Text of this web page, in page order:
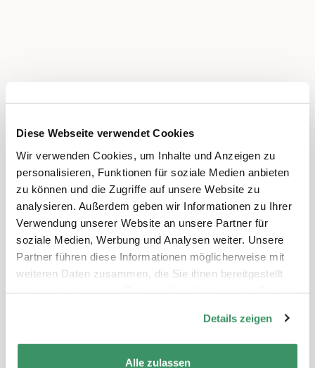
Diese Webseite verwendet Cookies
Wir verwenden Cookies, um Inhalte und Anzeigen zu
personalisieren, Funktionen für soziale Medien anbieten
zu können und die Zugriffe auf unsere Website zu
analysieren. Außerdem geben wir Informationen zu Ihrer
Verwendung unserer Website an unsere Partner für
soziale Medien, Werbung und Analysen weiter. Unsere
Partner führen diese Informationen möglicherweise mit
weiteren Daten zusammen, die Sie ihnen bereitgestellt
Details zeigen
Alle zulassen